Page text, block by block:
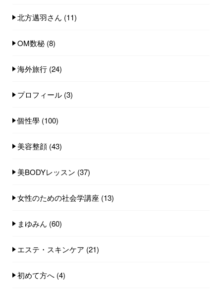
北方邁羽さん (11)
OM数秘 (8)
海外旅行 (24)
プロフィール (3)
個性學 (100)
美容整顔 (43)
美BODYレッスン (37)
女性のための社会学講座 (13)
まゆみん (60)
エステ・スキンケア (21)
初めて方へ (4)